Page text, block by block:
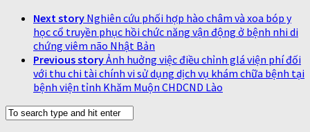
Next story Nghiên cứu phối hợp hào châm và xoa bóp y
học cổ truyền phục hồi chức năng vận động ở bệnh nhi di
chứng viêm não Nhật Bản
Previous storyẢnh huởng việc điều chỉnh glá viện phí đối
với thu chi tài chính vi sử dụng dịch vụ khám chữa bệnh tại
bệnh viện tỉnh Khăm Muộn CHDCND Lào